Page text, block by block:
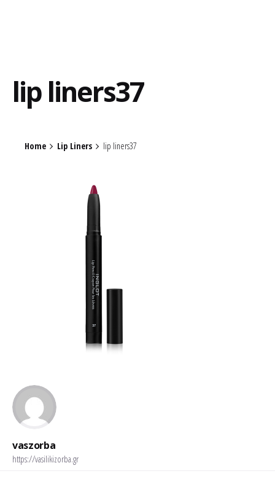
lip liners37
Home Lip Liners lip liners37
vaszorba
https://vasilikizorba.gr